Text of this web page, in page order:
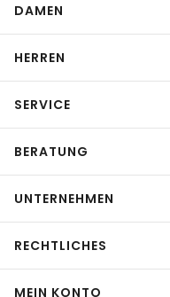
DAMEN
HERREN
SERVICE
BERATUNG
UNTERNEHMEN
RECHTLICHES
MEIN KONTO